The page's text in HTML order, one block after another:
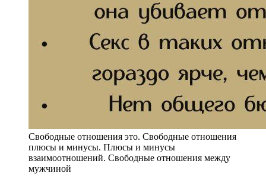
Свободные отношения это. Свободные отношения
плюсы и минусы. Плюсы и минусы
взаимоотношений. Свободные отношения между
мужчиной